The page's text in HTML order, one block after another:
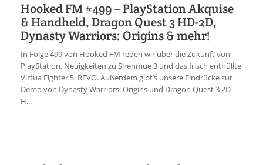
Impressum
Jobs
Discord
Hooked FM #499 – PlayStation Akquise
& Handheld, Dragon Quest 3 HD-2D,
Dynasty Warriors: Origins & mehr!
In Folge 499 von Hooked FM reden wir über die Zukunft von
PlayStation, Neuigkeiten zu Shenmue 3 und das frisch enthüllte
Virtua Fighter 5: REVO. Außerdem gibt’s unsere Eindrücke zur
Demo von Dynasty Warriors: Origins und Dragon Quest 3 2D-
H...